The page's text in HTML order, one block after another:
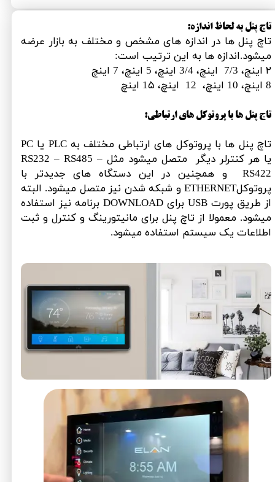
تاچ پنل به لحاظ اندازه:
تاچ پنل ها در اندازه های مشخص و مختلف به بازار عرضه
میشود.اندازه ها به این ترتیب است:
۲ اینچ، 7/3 اینچ، 3/4 اینچ، 5 اینچ، 7 اینچ
8 اینچ، 10 اینچ، 12 اینچ، 1۵ اینچ
تاچ پنل ها با پروتوکل های ارتباطی:
تاچ پنل ها با پروتوکل های ارتباطی مختلف به PLC یا PC
یا هر کنترلر دیگر متصل میشود مثل RS232 – RS485 –
RS422 و همچنین در این دستگاه های جدیدتر با
پروتوکلETHERNET و شبکه شدن نیز متصل میشود. البته
از طریق پورت USB برای DOWNLOAD برنامه نیز استفاده
میشود. معمولا از تاچ پنل برای مانیتورینگ و کنترل و ثبت
اطلاعات یک سیستم استفاده میشود.​​​​​​​​​​​​​​